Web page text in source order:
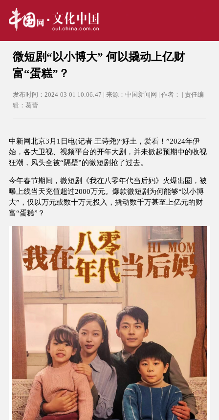
微短剧“以小博大” 何以撬动上亿财
富“蛋糕”？
发布时间：2024-03-01 10:06:47 | 来源：中国新闻网 | 作者： | 责任编
辑：葛蕾
中新网北京3月1日电(记者 王诗尧)“好土，爱看！”2024年伊
始，各大卫视、视频平台的开年大剧，并未掀起预期中的收视
狂潮，风头全被“隔壁”的微短剧抢了过去。
今年春节期间，微短剧《我在八零年代当后妈》火爆出圈，被
曝上线当天充值超过2000万元。爆款微短剧为何能够“以小博
大”，仅以万元或数十万元投入，撬动数千万甚至上亿元的财
富“蛋糕”？